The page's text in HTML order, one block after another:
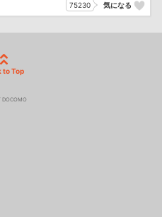
75230 気になる
to Top
DOCOMO